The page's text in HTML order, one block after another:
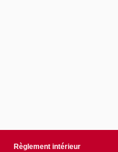
Règlement intérieur